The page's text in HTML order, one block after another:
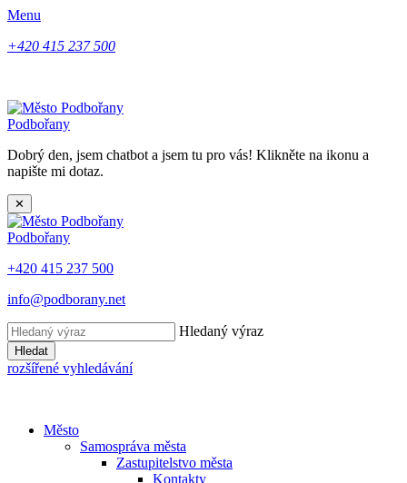
Menu
+420 415 237 500
Podbořany
Dobrý den, jsem chatbot a jsem tu pro vás! Klikněte na ikonu a
napište mi dotaz.
✕
Podbořany
+420 415 237 500
info@podborany.net
Hledaný výraz
Hledat
rozšířené vyhledávání
Město
Samospráva města
Zastupitelstvo města
Kontakty